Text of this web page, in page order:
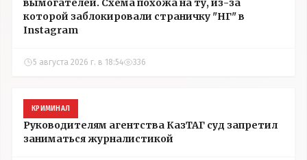
вымогателей. Схема похожа на ту, из-за
которой заблокировали страничку "НГ" в
Instagram
5 августа 2026 г. в 18:54 336
КРИМИНАЛ
Руководителям агентства КазТАГ суд запретил
заниматься журналистикой